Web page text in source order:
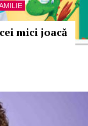
mici joacă